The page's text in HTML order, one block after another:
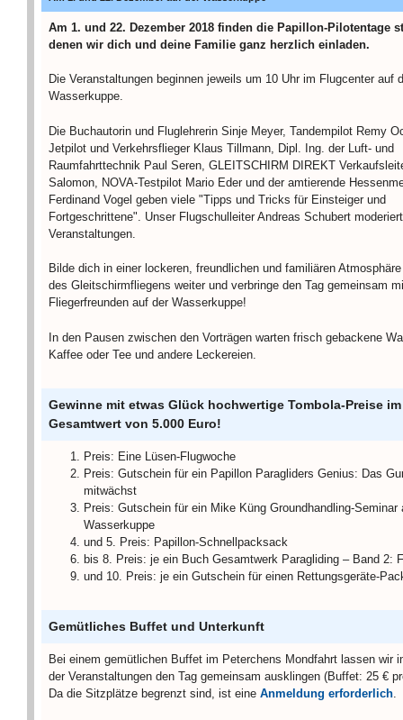
Am 1. und 22. Dezember 2018 finden die Papillon-Pilotentage
denen wir dich und deine Familie ganz herzlich einladen.
Die Veranstaltungen beginnen jeweils um 10 Uhr im Flugcenter auf
Wasserkuppe.
Die Buchautorin und Fluglehrerin Sinje Meyer, Tandempilot Remy
Jetpilot und Verkehrsflieger Klaus Tillmann, Dipl. Ing. der Luft- und
Raumfahrttechnik Paul Seren, GLEITSCHIRM DIREKT
Salomon, NOVA-Testpilot Mario Eder und der amtierende
Ferdinand Vogel geben viele "Tipps und Tricks für Einsteiger und
Fortgeschrittene". Unser Flugschulleiter Andreas Schubert
Veranstaltungen.
Bilde dich in einer lockeren, freundlichen und familiären
des Gleitschirmfliegens weiter und verbringe den Tag gemeinsam
Fliegerfreunden auf der Wasserkuppe!
In den Pausen zwischen den Vorträgen warten frisch gebackene
Kaffee oder Tee und andere Leckereien.
Gewinne mit etwas Glück hochwertige Tombola-Preise im
Gesamtwert von 5.000 Euro!
Preis: Eine Lüsen-Flugwoche
Preis: Gutschein für ein Papillon Paragliders Genius: Das
mitwächst
Preis: Gutschein für ein Mike Küng Groundhandling-Seminar
Wasserkuppe
und 5. Preis: Papillon-Schnellpacksack
bis 8. Preis: je ein Buch Gesamtwerk Paragliding – Band 2:
und 10. Preis: je ein Gutschein für einen Rettungsgeräte-
Gemütliches Buffet und Unterkunft
Bei einem gemütlichen Buffet im Peterchens Mondfahrt lassen wir
der Veranstaltungen den Tag gemeinsam ausklingen (Buffet: 25 €
Da die Sitzplätze begrenzt sind, ist eine Anmeldung erforderlich